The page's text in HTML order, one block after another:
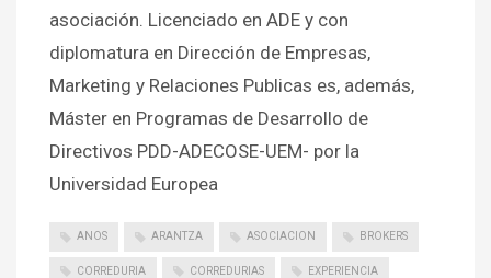
asociación. Licenciado en ADE y con
diplomatura en Dirección de Empresas,
Marketing y Relaciones Publicas es, además,
Máster en Programas de Desarrollo de
Directivos PDD-ADECOSE-UEM- por la
Universidad Europea
ANOS ARANTZA ASOCIACION BROKERS
CORREDURIA CORREDURIAS EXPERIENCIA